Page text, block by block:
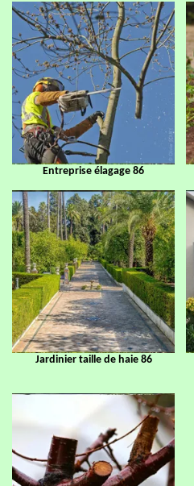
Entreprise élagage 86
Jardinier taille de haie 86